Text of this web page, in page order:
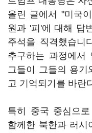
올린 글에서 "미국
원과 '피'에 대해 답
주석을 직격했습니
추구하는 과정에서
그들이 그들의 용
고 기억되기를 바란
특히 중국 중심으
함께한 북한과 러시